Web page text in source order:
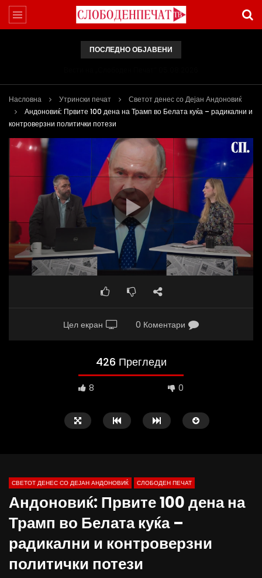
ПОСЛЕДНО ОБЈАВЕНИ
Насловна Утрински печат
Светот денес со Дејан Андоновиќ
Андоновиќ: Првите 100 дена на Трамп во Белата куќа – радикални и
контроверзни политички потези
Цел екран 0 Коментари
426 Прегледи
8 0
10:25
06.08.2026
АВГУСТ 6, 2026
0
1K 10 0
12:51
Министерство за
СВЕТОТ ДЕНЕС СО ДЕЈАН АНДОНОВИЌ СЛОБОДЕН ПЕЧАТ
Андоновиќ: Првите 100 дена на
Трамп во Белата куќа –
радикални и контроверзни
политички потези